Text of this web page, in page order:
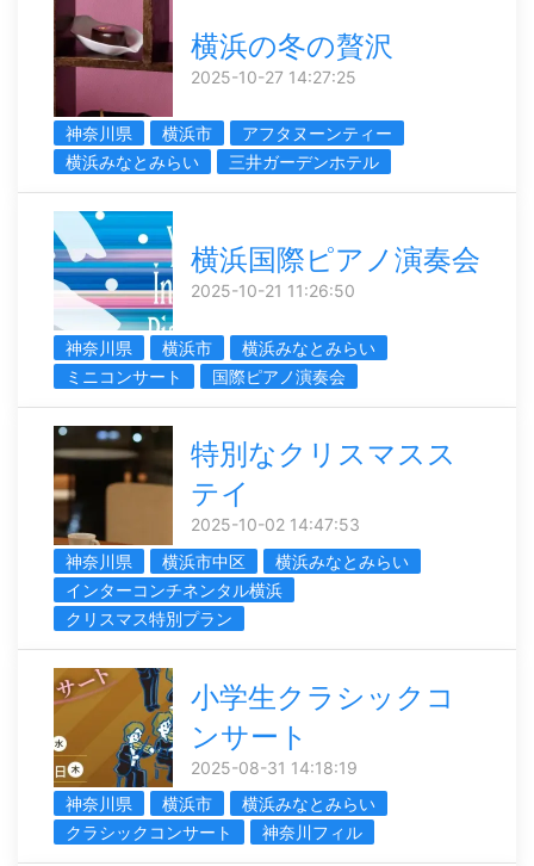
横浜の冬の贅沢
2025-10-27 14:27:25
神奈川県 横浜市
アフタヌーンティー
横浜みなとみらい
三井ガーデンホテル
横浜国際ピアノ演奏会
2025-10-21 11:26:50
神奈川県 横浜市
横浜みなとみらい
ミニコンサート
国際ピアノ演奏会
特別なクリスマスス
テイ
2025-10-02 14:47:53
神奈川県
横浜市中区
横浜みなとみらい
インターコンチネンタル横浜
クリスマス特別プラン
小学生クラシックコ
ンサート
2025-08-31 14:18:19
神奈川県
横浜市
横浜みなとみらい
クラシックコンサート
神奈川フィル